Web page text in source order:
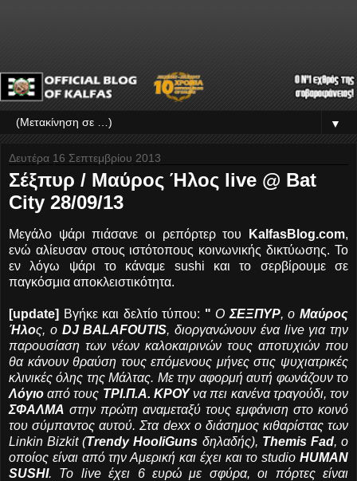
▼
Δευτέρα 16 Σεπτεμβρίου 2013
Σέξπυρ / Μαύρος Ήλος live @ Bat
City 28/09/13
Μεγάλο ψάρι πιάσανε οι ρεπόρτερ του KalfasBlog.com,
ενώ αλίευσαν στους ιστότοπους κοινωνικής δικτύωσης. Το
εν λόγω ψάρι το κάναμε sushi και το σερβίρουμε σε
παγκόσμια αποκλειστικότητα.
[update] Βγήκε και δελτίο τύπου: " O ΣΕΞΠΥΡ, οΜαύρος
Ήλος, ο DJ BALAFOUTIS, διοργανώνουν ένα live για την
παρουσίαση των νέων καλοκαιρινών τους αποτυχιών που
θα κάνουν θραύση τους επόμενους μήνες στις ψυχιατρικές
κλινικές όλης της Μάλτας. Με την αφορμή αυτή φωνάζουν το
Λόγιο από τους ΤΡΙ.Π.Α. ΚΡΟΥνα πει κανένα τραγούδι, τον
ΣΦΑΛΜΑ στην πρώτη αναμεταξύ τους εμφάνιση στο κοινό
του σύμπαντος αυτού. Στα dexx ο διάσημος κιθαρίστας των
Linkin Bizkit (Trendy HooliGuns δηλαδής), Themis Fad, ο
οποίος είναι από την Αμερική και έχει και το studio HUMAN
SUSHI. Το live έχει 6 ευρώ με σφύρα, οι πόρτες είναι